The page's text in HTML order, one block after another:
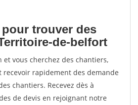
trouver des
de-belfort
et vous cherchez des chantiers,
recevoir rapidement des demande
chantiers. Recevez dès à
de devis en rejoignant notre